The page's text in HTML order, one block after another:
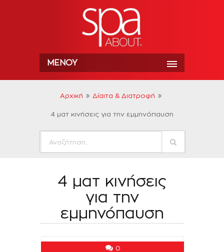
ΜΕΝΟΎ
Αρχική Δίαιτα & Διατροφή
4 ματ κινήσεις για την εμμηνόπαυση
4 ματ κινήσεις
για την
εμμηνόπαυση
0